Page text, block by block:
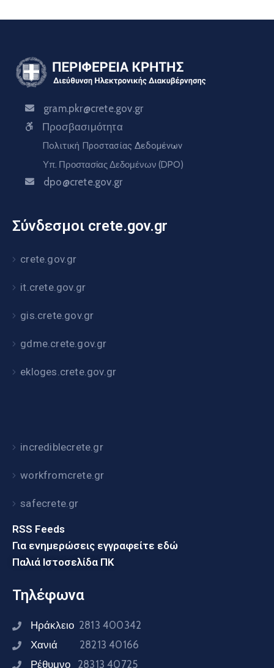
gram.pkr@crete.gov.gr
Προσβασιμότητα
Πολιτική Προστασίας Δεδομένων
Υπ. Προστασίας Δεδομένων (DPO)
dpo@crete.gov.gr
Σύνδεσμοι crete.gov.gr
crete.gov.gr
it.crete.gov.gr
gis.crete.gov.gr
gdme.crete.gov.gr
ekloges.crete.gov.gr
incrediblecrete.gr
workfromcrete.gr
safecrete.gr
RSS Feeds
Για ενημερώσεις εγγραφείτε εδώ
Παλιά Ιστοσελίδα ΠΚ
Τηλέφωνα
Ηράκλειο 2813 400342
Χανιά 28213 40166
Ρέθυμνο 28313 40725